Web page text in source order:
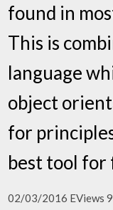
found in
This is
language
object
for
best tool for
02/03/2016 EViews 9